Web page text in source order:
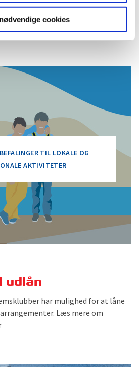
cookies
af Sejlsportsligaen.
TIL LOKALE OG
AKTIVITETER
udlån
har mulighed for at låne
Læs mere om